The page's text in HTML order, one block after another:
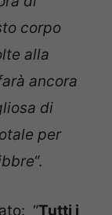
corpo
alla
ancora
di
per
“.
“Tutti i